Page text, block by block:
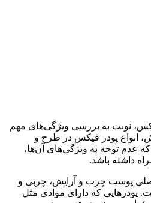
نوبت به بررسی ویژگی‌های مهم
انواع پودر فیکس در طرح و
عدم توجه به ویژگی‌های آن‌ها،
داشته باشد.
پوست چرب و آرایش، چربی و
پودرهایی که دارای موادی مثل